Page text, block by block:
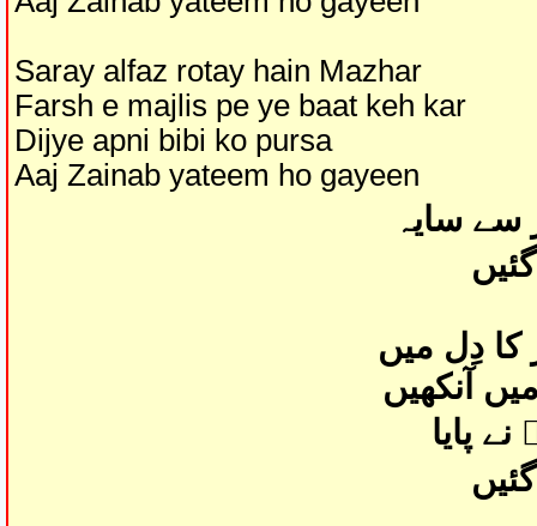
Saray alfaz rotay hain Mazhar
Farsh e majlis pe ye baat keh kar
Dijye apni bibi ko pursa
Aaj Zainab yateem ho gayeen
سے سایہ
کا دِل میں
آنکھیں
پایا